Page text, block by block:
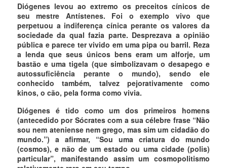
Diógenes levou ao extremo os preceitos cínicos de
seu mestre Antístenes. Foi o exemplo vivo que
perpetuou a indiferença cínica perante os valores da
sociedade da qual fazia parte. Desprezava a opinião
pública e parece ter vivido em uma pipa ou barril. Reza
a lenda que seus únicos bens eram um alforje, um
bastão e uma tigela (que simbolizavam o desapego e
autossuficiência perante o mundo), sendo ele
conhecido também, talvez pejorativamente como
kinos, o cão, pela forma como vivia.
Diógenes é tido como um dos primeiros homens
(antecedido por Sócrates com a sua célebre frase “Não
sou nem ateniense nem grego, mas sim um cidadão do
mundo.”) a afirmar, “Sou uma criatura do mundo
(cosmos), e não de um estado ou uma cidade (polis)
particular”, manifestando assim um cosmopolitismo